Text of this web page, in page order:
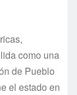
como una
de Pueblo
el estado en